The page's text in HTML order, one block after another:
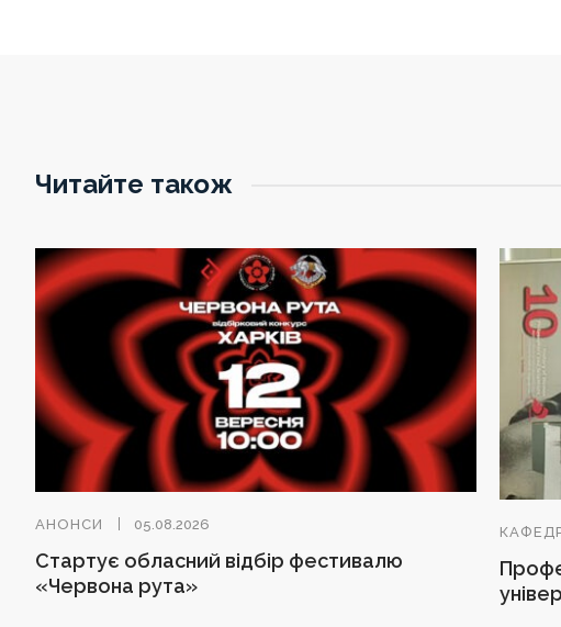
Читайте також
АНОНСИ 05.08.2026
Стартує обласний відбір фестивалю
«Червона рута»